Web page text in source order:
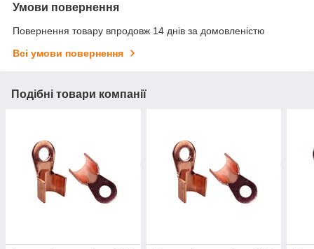
Умови повернення
Повернення товару впродовж 14 днів за домовленістю
Всі умови повернення
Подібні товари компанії